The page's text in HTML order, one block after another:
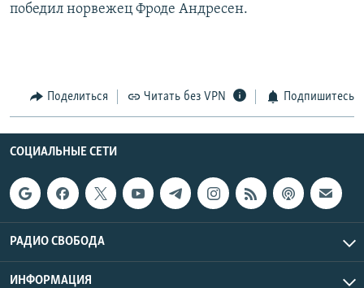
победил норвежец Фроде Андресен.
Поделиться Читать без VPN Подпишитесь
СОЦИАЛЬНЫЕ СЕТИ
РАДИО СВОБОДА
ИНФОРМАЦИЯ